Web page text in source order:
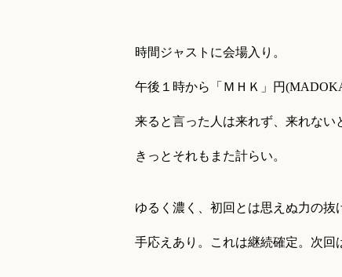
時間ジャストに会場入り。
午後１時から「ＭＨＫ」円
来ると言った人は来れず、来れない
きっとそれもまた計らい。
ゆるく濃く、初回とは思えぬ力の抜
手応えあり。これは継続確定。次回